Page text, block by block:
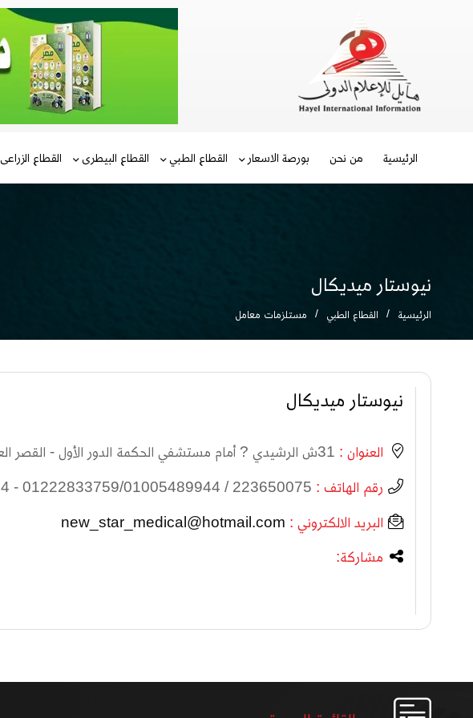
الرئيسية من نحن بورصة الاسعار القطاع الطبي القطاع البيطرى القطاع الزراعى
نيوستار ميديكال
الرئيسية القطاع الطبي مستلزمات معامل
نيوستار ميديكال
العنوان : 31ش الرشيدي ? أمام مستشفي الحكمة الدور الأول - القصر العيني - القاهرة 15 أ برج القبه - أمام مركز شباب سراي القبه ?القاهرة
رقم الهاتف : 223650075 / 01222833759/01005489944 - 01005488644
البريد الالكتروني : new_star_medical@hotmail.com
مشاركة: